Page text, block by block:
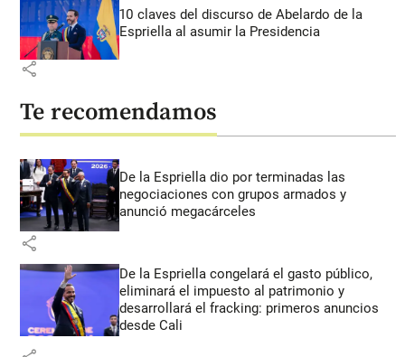
10 claves del discurso de Abelardo de la
Espriella al asumir la Presidencia
share
Te recomendamos
De la Espriella dio por terminadas las
negociaciones con grupos armados y
anunció megacárceles
share
De la Espriella congelará el gasto público,
eliminará el impuesto al patrimonio y
desarrollará el fracking: primeros anuncios
desde Cali